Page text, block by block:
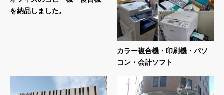
を納品しました。
カラー複合機・印刷機・パソ
コン・会計ソフト